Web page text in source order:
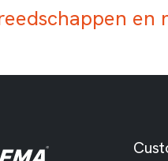
en